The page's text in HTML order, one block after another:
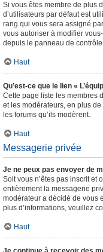
Si vous êtes membre de plus
d’utilisateurs par défaut est
rang qui vous sera assigné
vous autoriser à modifier
depuis le panneau de contrôle
Haut
Qu’est-ce que le lien «
Cette page liste les membres
et les modérateurs, en plus
les forums qu’ils modèrent.
Haut
Messagerie privée
Je ne peux pas envoyer de
Soit vous n’êtes pas inscrit et
entièrement la messagerie
modérateur a décidé de vous
plus d’informations, veuillez
Haut